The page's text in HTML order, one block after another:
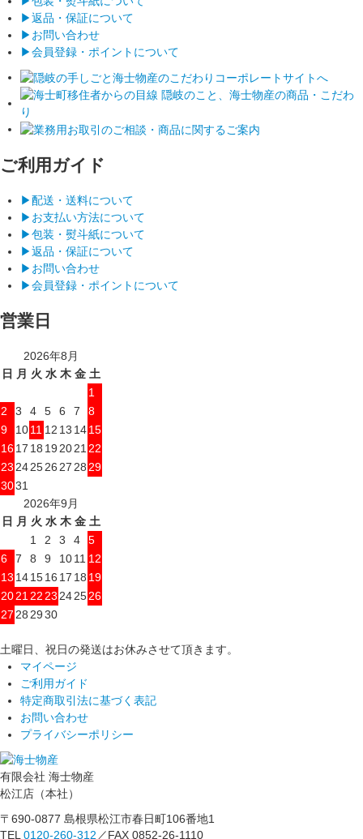
▶︎返品・保証について
▶︎お問い合わせ
▶︎会員登録・ポイントについて
ご利用ガイド
▶︎配送・送料について
▶︎お支払い方法について
▶︎包装・熨斗紙について
▶︎返品・保証について
▶︎お問い合わせ
▶︎会員登録・ポイントについて
営業日
2026年8月
日
月 火 水 木 金 土
1
2
3 4 5 6 7
8
9
1011 12 13 1415
1617 18 19 2021 22
23 242526 27 28 29
3031
2026年9月
日
月 火 水 木 金 土
1
2 3 4
5
6
7 8 9 1011 12
13 141516 17 18 19
2021 22 23 242526
27 28 2930
土曜日、祝日の発送はお休みさせて頂きます。
マイページ
ご利用ガイド
特定商取引法に基づく表記
お問い合わせ
プライバシーポリシー
有限会社 海士物産
松江店（本社）
〒690-0877 島根県松江市春日町106番地1
TEL 0120-260-312 ／FAX 0852-26-1110